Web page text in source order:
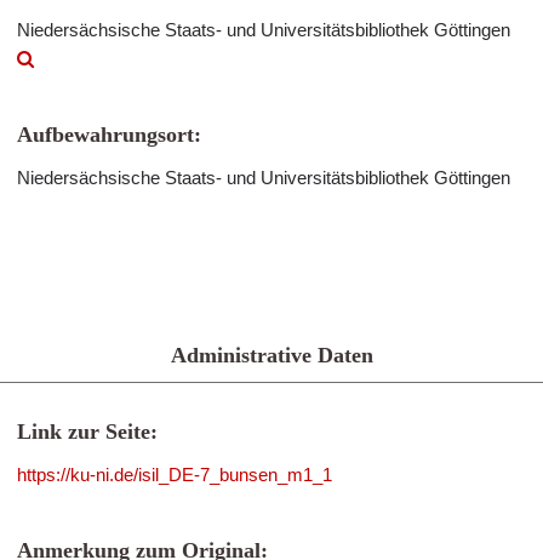
Niedersächsische Staats- und Universitätsbibliothek Göttingen
Aufbewahrungsort:
Niedersächsische Staats- und Universitätsbibliothek Göttingen
Administrative Daten
Link zur Seite:
https://ku-ni.de/isil_DE-7_bunsen_m1_1
Anmerkung zum Original: